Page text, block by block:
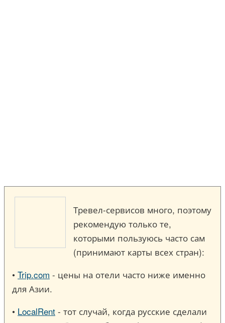
Тревел-сервисов много, поэтому
рекомендую только те,
которыми пользуюсь часто сам
(принимают карты всех стран):
• Trip.com - цены на отели часто ниже именно
для Азии.
• LocalRent - тот случай, когда русские сделали